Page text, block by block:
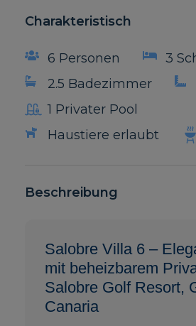
Charakteristisch
6 Personen
3
2.5 Badezimmer
1 Privater Pool
Haustiere erlaubt
Beschreibung
Salobre Villa 6 –
mit beheizbarem
Salobre Golf Resort,
Canaria